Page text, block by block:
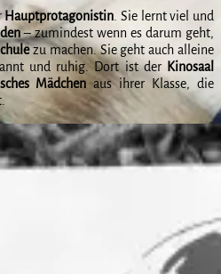
Hauptprotagonistin . Sie lernt viel und
– zumindest wenn es darum geht,
zu machen. Sie geht auch alleine
und ruhig. Dort ist der Kinosaal
Mädchen aus ihrer Klasse, die